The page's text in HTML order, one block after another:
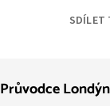
SDÍLET
Průvodce Londýn